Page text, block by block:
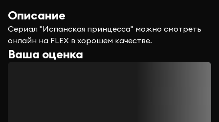
Описание
Сериал "Испанская принцесса" можно смотреть
онлайн на FLEX в хорошем качестве.
Ваша оценка